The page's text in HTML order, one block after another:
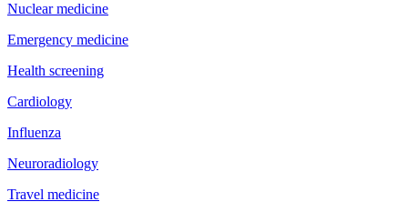
Nuclear medicine
Emergency medicine
Health screening
Cardiology
Influenza
Neuroradiology
Travel medicine